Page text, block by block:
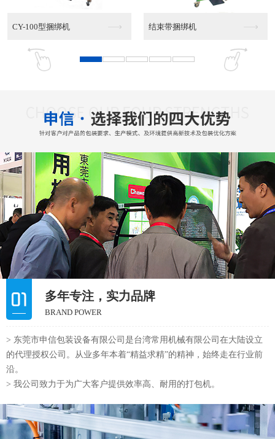
半自动PE捆绑机销售 半自动PE捆绑机代理
多年专注，实力品牌
BRAND POWER
> 东莞市申信包装设备有限公司是台湾常用机械有限公司在大陆设立
的代理授权公司。从业多年本着“精益求精”的精神，始终走在行业前
沿。
> 我公司致力于为广大客户提供效率高、耐用的打包机。